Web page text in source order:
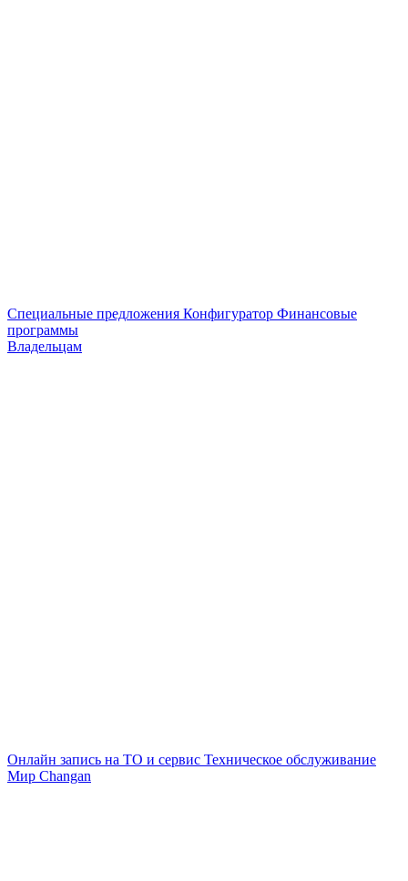
Специальные предложения Конфигуратор Финансовые
программы
Владельцам
Онлайн запись на ТО и сервис Техническое обслуживание
Мир Changan